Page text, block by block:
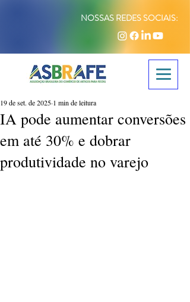
NOSSAS REDES SOCIAIS:
IA pode aumentar conversões
em até 30% e dobrar
produtividade no varejo
19 de set. de 2025 1 min de leitura